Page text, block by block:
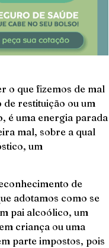
o que fizemos de mal
restituição ou um
é uma energia parada
mal, sobre a qual
um
de
adotamos como se
pai alcoólico, um
criança ou uma
parte impostos, pois